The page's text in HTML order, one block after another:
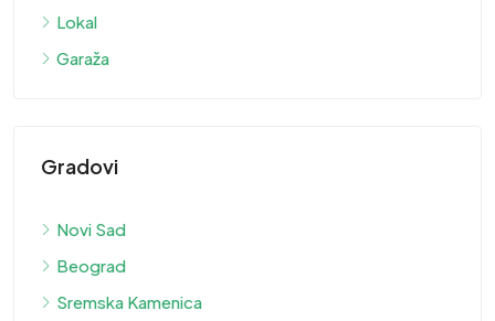
Lokal
Garaža
Gradovi
Novi Sad
Beograd
Sremska Kamenica